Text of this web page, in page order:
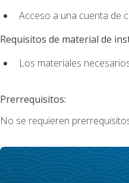
Acceso a una cuenta de
Requisitos de material de
Los materiales
Prerrequisitos:
No se requieren